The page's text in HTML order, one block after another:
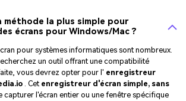
méthode la plus simple pour
écrans pour Windows/Mac ?
pour systèmes informatiques sont nombreux.
un outil offrant une compatibilité
vous devrez opter pour l' enregistreur
. Cet enregistreur d'écran simple, sans
capturer l'écran entier ou une fenêtre spécifique